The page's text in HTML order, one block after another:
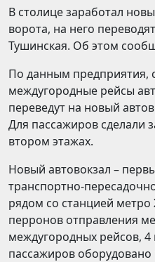
В столице заработал
ворота, на него
Тушинская. Об этом
По данным предприятия,
междугородные рейсы
переведут на новый
Для пассажиров сделали
втором этажах.
Новый автовокзал –
транспортно-
рядом со станцией
перронов отправления
междугородных рейсов,
пассажиров оборудовано